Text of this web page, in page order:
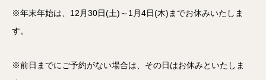
※年末年始は、12月30日(土)～1月4日(木)までお休みいたしま
す。
※前日までにご予約がない場合は、その日はお休みといたしま